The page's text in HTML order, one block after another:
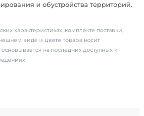
и обустройства территорий.
характеристиках, комплекте поставки,
виде и цвете товара носит
на последних доступных к